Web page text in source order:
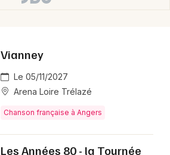
Vianney
Le 05/11/2027
Arena Loire Trélazé
Chanson française à Angers
Les Années 80 - la Tournée